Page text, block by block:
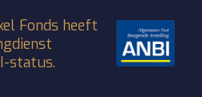
Fonds heeft
status.